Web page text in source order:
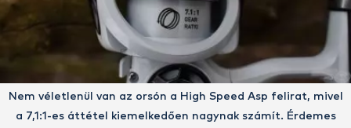
Nem véletlenül van az orsón a High Speed Asp felirat, mivel
a 7,1:1-es áttétel kiemelkedően nagynak számít. Érdemes